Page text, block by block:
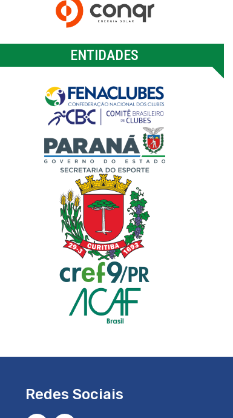
ENTIDADES
Redes Sociais